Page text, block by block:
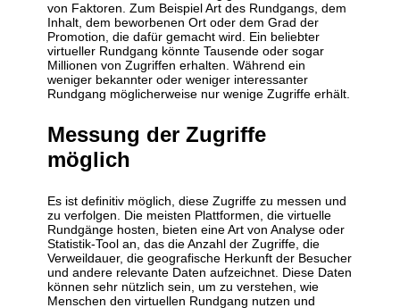
von Faktoren. Zum Beispiel Art des Rundgangs, dem
Inhalt, dem beworbenen Ort oder dem Grad der
Promotion, die dafür gemacht wird. Ein beliebter
virtueller Rundgang könnte Tausende oder sogar
Millionen von Zugriffen erhalten. Während ein
weniger bekannter oder weniger interessanter
Rundgang möglicherweise nur wenige Zugriffe erhält.
Messung der Zugriffe
möglich
Es ist definitiv möglich, diese Zugriffe zu messen und
zu verfolgen. Die meisten Plattformen, die virtuelle
Rundgänge hosten, bieten eine Art von Analyse oder
Statistik-Tool an, das die Anzahl der Zugriffe, die
Verweildauer, die geografische Herkunft der Besucher
und andere relevante Daten aufzeichnet. Diese Daten
können sehr nützlich sein, um zu verstehen, wie
Menschen den virtuellen Rundgang nutzen und